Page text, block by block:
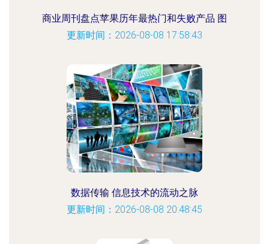
商业周刊盘点苹果历年最热门和失败产品 图
更新时间：2026-08-08 17:58:43
数据传输 信息技术的流动之脉
更新时间：2026-08-08 20:48:45